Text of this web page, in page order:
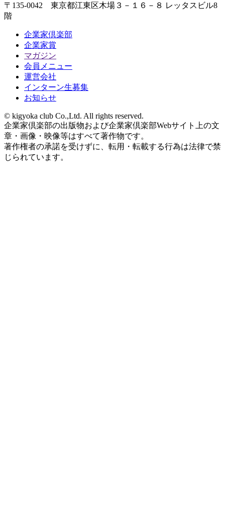
〒135-0042 東京都江東区木場３－１６－８ レッタスビル8
階
企業家倶楽部
企業家賞
マガジン
会員メニュー
運営会社
インターン生募集
お知らせ
© kigyoka club Co.,Ltd. All rights reserved.
企業家倶楽部の出版物および企業家倶楽部Webサイト上の文
章・画像・映像等はすべて著作物です。
著作権者の承諾を受けずに、転用・転載する行為は法律で禁
じられています。